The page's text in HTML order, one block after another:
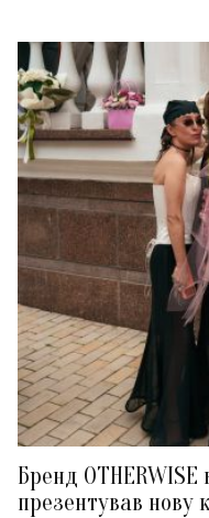
Бренд
презентував нову